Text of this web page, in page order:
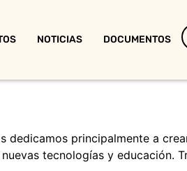
NOTICIAS DOCUMENTOS
dedicamos principalmente a
tecnologías y educación.